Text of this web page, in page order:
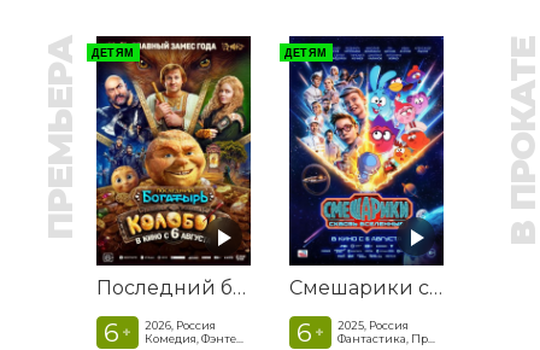
ПРЕМЬЕРА ДЕТЯМ
Последний богатырь. Колобок
6 +
2026, Россия
ДЕТЯМ
Смешарики сквозь вселенные
6 +
2025, Россия
В